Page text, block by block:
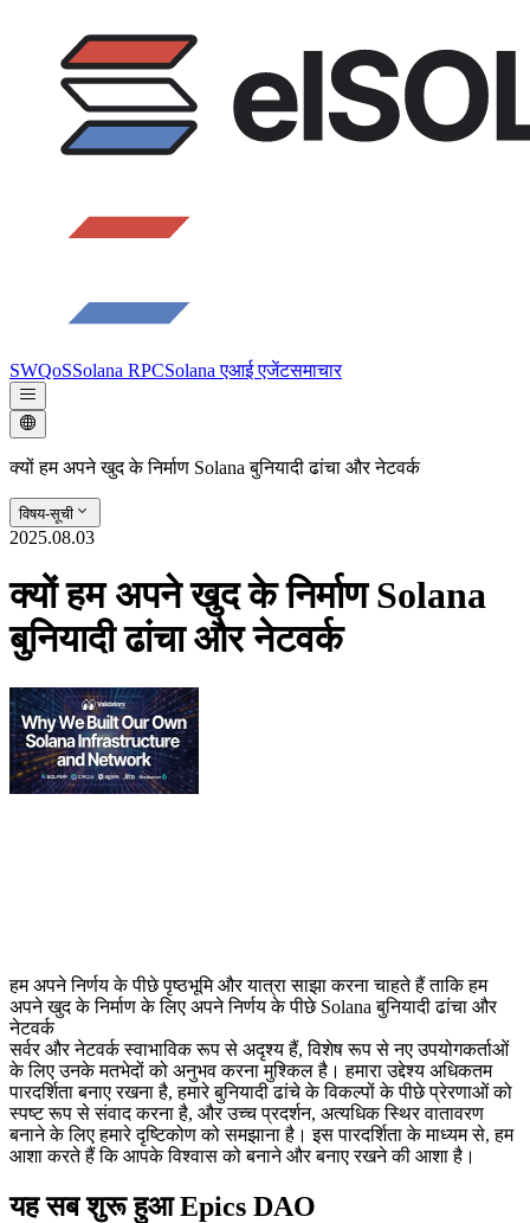
SWQoSSolana RPCSolana एआई एजेंटसमाचार
क्यों हम अपने खुद के निर्माण Solana बुनियादी ढांचा और नेटवर्क
विषय-सूची
2025.08.03
क्यों हम अपने खुद के निर्माण Solana
बुनियादी ढांचा और नेटवर्क
हम अपने निर्णय के पीछे पृष्ठभूमि और यात्रा साझा करना चाहते हैं ताकि हम
अपने खुद के निर्माण के लिए अपने निर्णय के पीछे Solana बुनियादी ढांचा और
नेटवर्क
सर्वर और नेटवर्क स्वाभाविक रूप से अदृश्य हैं, विशेष रूप से नए उपयोगकर्ताओं
के लिए उनके मतभेदों को अनुभव करना मुश्किल है। हमारा उद्देश्य अधिकतम
पारदर्शिता बनाए रखना है, हमारे बुनियादी ढांचे के विकल्पों के पीछे प्रेरणाओं को
स्पष्ट रूप से संवाद करना है, और उच्च प्रदर्शन, अत्यधिक स्थिर वातावरण
बनाने के लिए हमारे दृष्टिकोण को समझाना है। इस पारदर्शिता के माध्यम से, हम
आशा करते हैं कि आपके विश्वास को बनाने और बनाए रखने की आशा है।
यह सब शुरू हुआ Epics DAO